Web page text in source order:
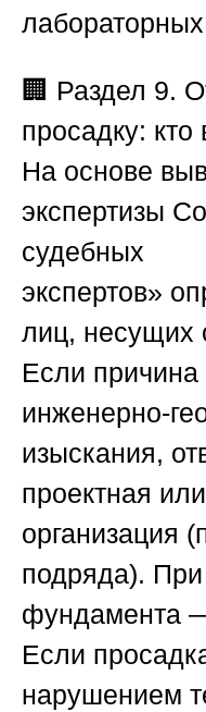
🏢 Раздел 9.
просадку: кто
На основе
экспертизы
судебных
экспертов»
лиц, несущих
Если
инженерно-
изыскания,
проектная
организация
подряда).
фундамента
Если
нарушением